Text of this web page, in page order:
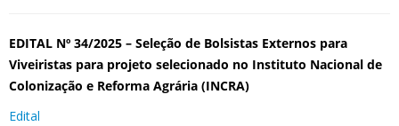
EDITAL Nº 34/2025 – Seleção de Bolsistas Externos para
Viveiristas para projeto selecionado no Instituto Nacional de
Colonização e Reforma Agrária (INCRA)
Edital